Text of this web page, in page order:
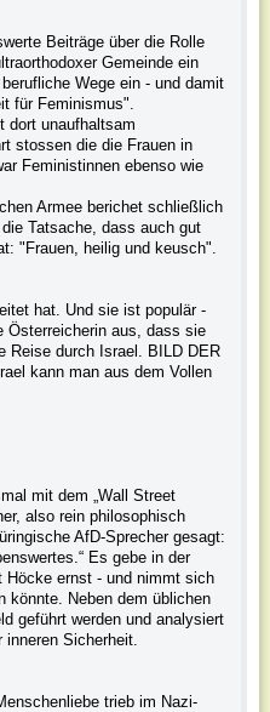
Beiträge über die Rolle
Gemeinde ein
Wege ein - und damit
für Feminismus".
dort unaufhaltsam
stossen die die Frauen in
Feministinnen ebenso wie
Armee berichet schließlich
Tatsache, dass auch gut
"Frauen, heilig und keusch".
hat. Und sie ist populär -
Österreicherin aus, dass sie
Reise durch Israel. BILD DER
kann man aus dem Vollen
mit dem „Wall Street
also rein philosophisch
AfD-Sprecher gesagt:
Es gebe in der
Höcke ernst - und nimmt sich
könnte. Neben dem üblichen
geführt werden und analysiert
inneren Sicherheit.
trieb im Nazi-